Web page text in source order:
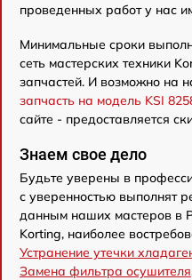
проведенных работ у нас
Минимальные сроки
сеть мастерских техники
запчастей. И возможно на
запчасть на модель KSI
сайте - предоставляется
Знаем свое дело
Будьте уверены в
с уверенностью выполнят
данным наших мастеров в
Korting, наиболее
Устранение утечки
Замена фильтра осушителя